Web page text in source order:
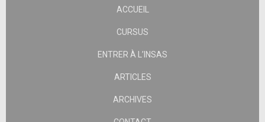
ACCUEIL
CURSUS
ENTRER À L’INSAS
ARTICLES
ARCHIVES